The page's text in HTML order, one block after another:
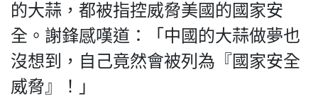
登記支持
的大蒜，都被指控威脅美國的國家安
全。謝鋒感嘆道：「中國的大蒜做夢也
沒想到，自己竟然會被列為『國家安全
威脅』！」